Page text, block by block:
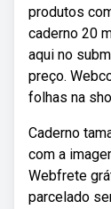
produtos
caderno 20
aqui no
preço.
folhas na
Caderno
com a
Webfrete
parcelado